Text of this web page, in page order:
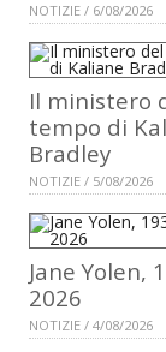
NOTIZIE / 6/08/2026
Il ministero
tempo di
Bradley
NOTIZIE / 5/08/2026
Jane Yolen,
2026
NOTIZIE / 4/08/2026